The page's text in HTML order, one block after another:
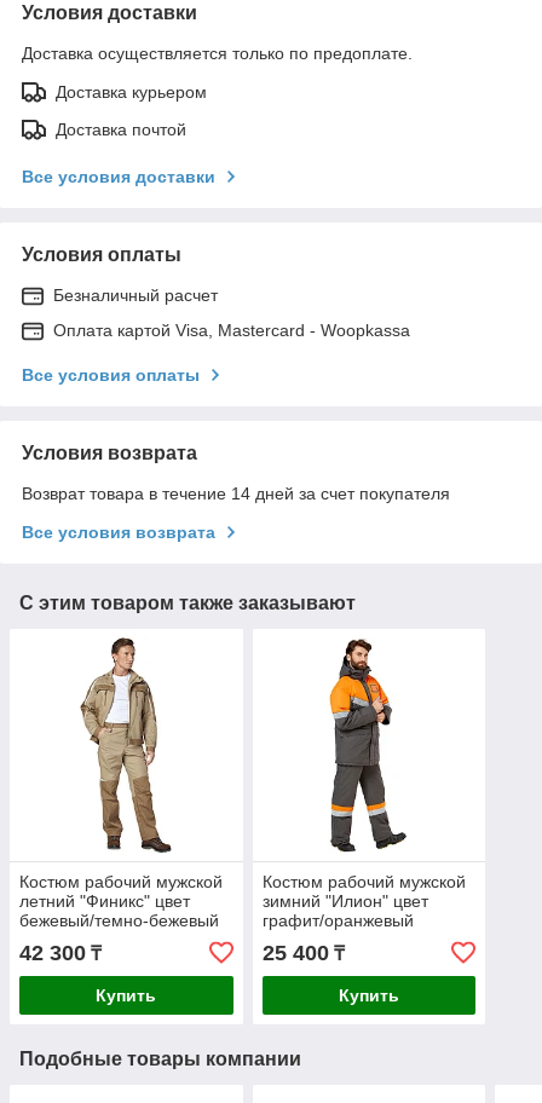
Условия доставки
Доставка осуществляется только по предоплате.
Доставка курьером
Доставка почтой
Все условия доставки
Условия оплаты
Безналичный расчет
Оплата картой Visa, Mastercard - Woopkassa
Все условия оплаты
Условия возврата
Возврат товара в течение 14 дней за счет покупателя
Все условия возврата
С этим товаром также заказывают
Костюм рабочий мужской
летний "Финикс" цвет
бежевый/темно-бежевый
42 300 ₸
Купить
Костюм рабочий мужской
зимний "Илион" цвет
графит/оранжевый
25 400₸
Купить
Подобные товары компании